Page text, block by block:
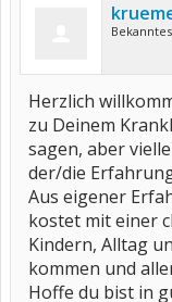
Herzlich
zu Deinem
sagen, aber
der/die
Aus eigener
kostet mit einer
Kindern, Alltag
kommen und
Hoffe du bist in